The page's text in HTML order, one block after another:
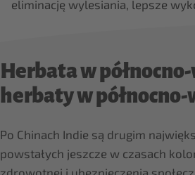
eliminację wylesiania, lepsze
Herbata w
herbaty w
Po Chinach Indie są drugim
powstałych jeszcze w czasach
zdrowotnej i ubezpieczenia